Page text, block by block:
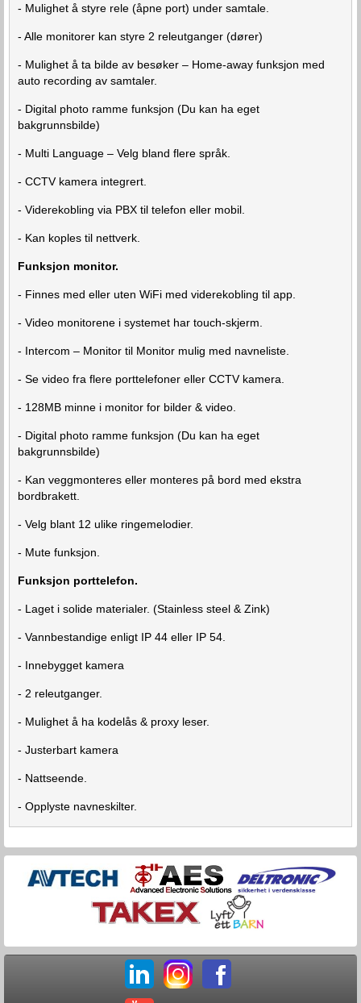
- Mulighet å styre rele (åpne port) under samtale.
- Alle monitorer kan styre 2 releutganger (dører)
- Mulighet å ta bilde av besøker – Home-away funksjon med
auto recording av samtaler.
- Digital photo ramme funksjon (Du kan ha eget
bakgrunnsbilde)
- Multi Language – Velg bland flere språk.
- CCTV kamera integrert.
- Viderekobling via PBX til telefon eller mobil.
- Kan koples til nettverk.
Funksjon monitor.
- Finnes med eller uten WiFi med viderekobling til app.
- Video monitorene i systemet har touch-skjerm.
- Intercom – Monitor til Monitor mulig med navneliste.
- Se video fra flere porttelefoner eller CCTV kamera.
- 128MB minne i monitor for bilder & video.
- Digital photo ramme funksjon (Du kan ha eget
bakgrunnsbilde)
- Kan veggmonteres eller monteres på bord med ekstra
bordbrakett.
- Velg blant 12 ulike ringemelodier.
- Mute funksjon.
Funksjon porttelefon.
- Laget i solide materialer. (Stainless steel & Zink)
- Vannbestandige enligt IP 44 eller IP 54.
- Innebygget kamera
- 2 releutganger.
- Mulighet å ha kodelås & proxy leser.
- Justerbart kamera
- Nattseende.
- Opplyste navneskilter.